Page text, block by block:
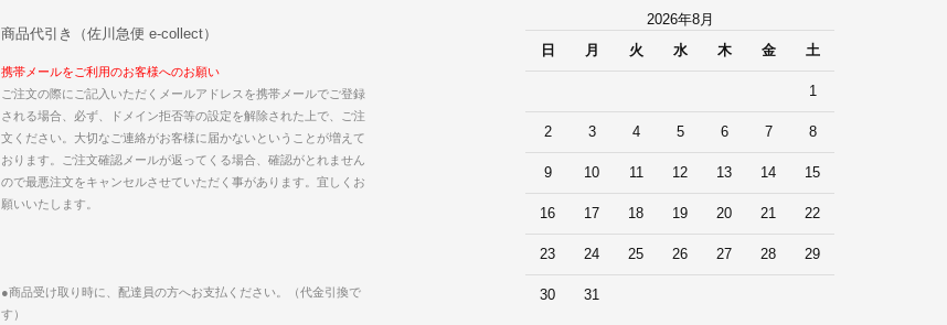
商品代引き（佐川急便 e-collect）
携帯メールをご利用のお客様へのお願い
ご注文の際にご記入いただくメールアドレスを携帯メールでご登録
される場合、必ず、ドメイン拒否等の設定を解除された上で、ご注
文ください。大切なご連絡がお客様に届かないということが増えて
おります。ご注文確認メールが返ってくる場合、確認がとれません
ので最悪注文をキャンセルさせていただく事があります。宜しくお
願いいたします。
●商品受け取り時に、配達員の方へお支払ください。（代金引換で
す）
2026年8月
日
月 火 水 木 金 土
1
2 3 4 5 6 7 8
9 10 11 12 13 14 15
16 17 18 19 20 21 22
23 24 25 26 27 28 29
30 31